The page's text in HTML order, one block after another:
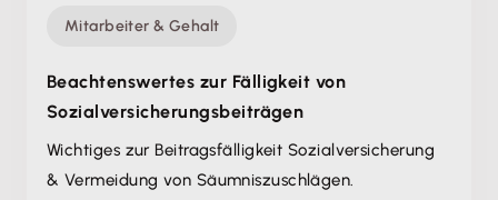
Mitarbeiter & Gehalt
Beachtenswertes zur Fälligkeit von
Sozialversicherungs­beiträgen
Wichtiges zur Beitragsfälligkeit Sozialversicherung
& Vermeidung von Säumniszuschlägen.